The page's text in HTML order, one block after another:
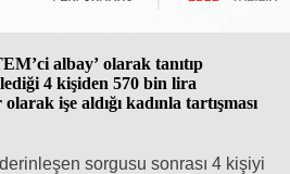
albay’ olarak tanıtıp
4 kişiden 570 bin lira
işe aldığı kadınla tartışması
sorgusu sonrası 4 kişiyi